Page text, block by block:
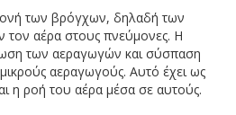
των βρόγχων, δηλαδή των
αέρα στους πνεύμονες. Η
των αεραγωγών και σύσπαση
αεραγωγούς. Αυτό έχει ως
η ροή του αέρα μέσα σε αυτούς.